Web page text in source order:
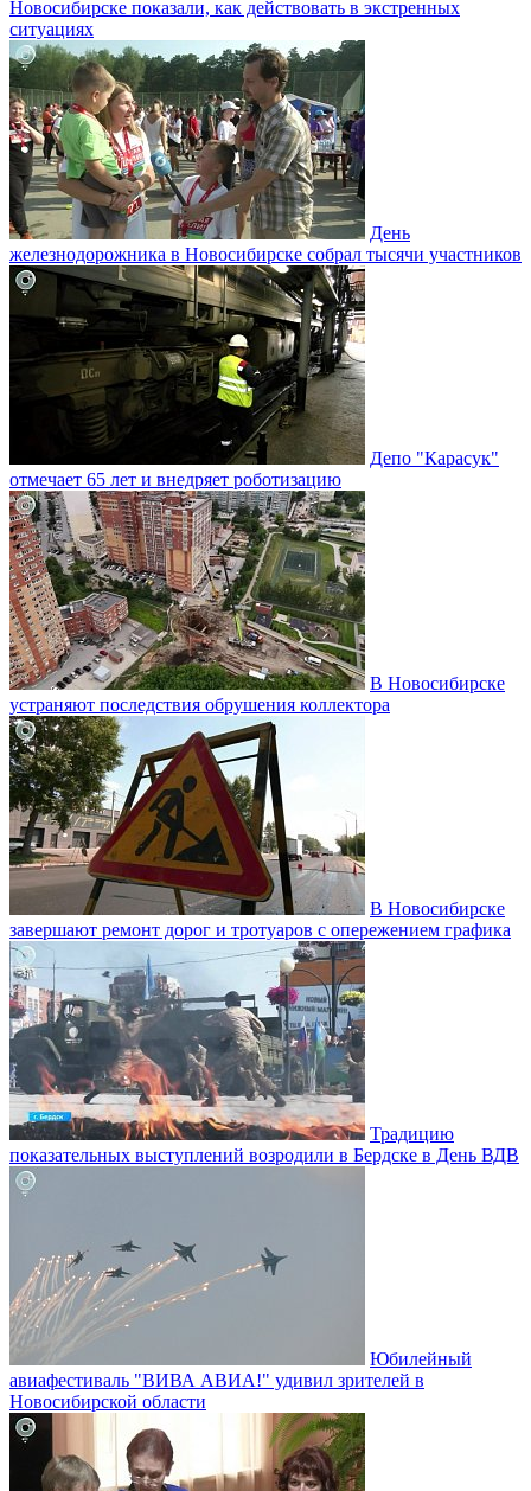
Новосибирске показали, как действовать в экстренных
ситуациях
День
железнодорожника в Новосибирске собрал тысячи участников
Депо "Карасук"
отмечает 65 лет и внедряет роботизацию
В Новосибирске
устраняют последствия обрушения коллектора
В Новосибирске
завершают ремонт дорог и тротуаров с опережением графика
Традицию
показательных выступлений возродили в Бердске в День ВДВ
Юбилейный
авиафестиваль "ВИВА АВИА!" удивил зрителей в
Новосибирской области